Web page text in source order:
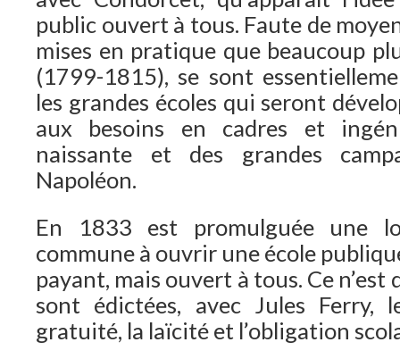
public ouvert à tous. Faute de
mises en pratique que beaucoup
(1799-1815), se sont
les grandes écoles qui seront
aux besoins en cadres et
naissante et des grandes
Napoléon.
En 1833 est promulguée une
commune à ouvrir une école
payant, mais ouvert à tous. Ce n’est
sont édictées, avec Jules Ferry,
gratuité, la laïcité et l’obligation